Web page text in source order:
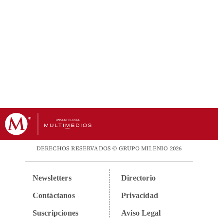
DERECHOS RESERVADOS © GRUPO MILENIO 2026
Newsletters
Contáctanos
Suscripciones
Directorio
Privacidad
Aviso Legal